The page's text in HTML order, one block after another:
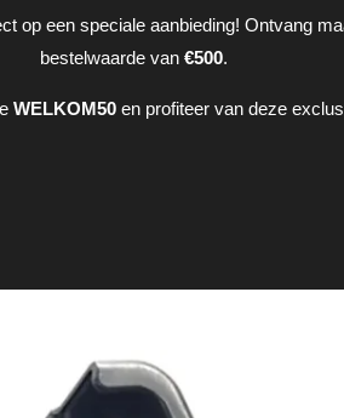
op een speciale aanbieding! Ontvang
bestelwaarde van €500.
WELKOM50en profiteer van deze